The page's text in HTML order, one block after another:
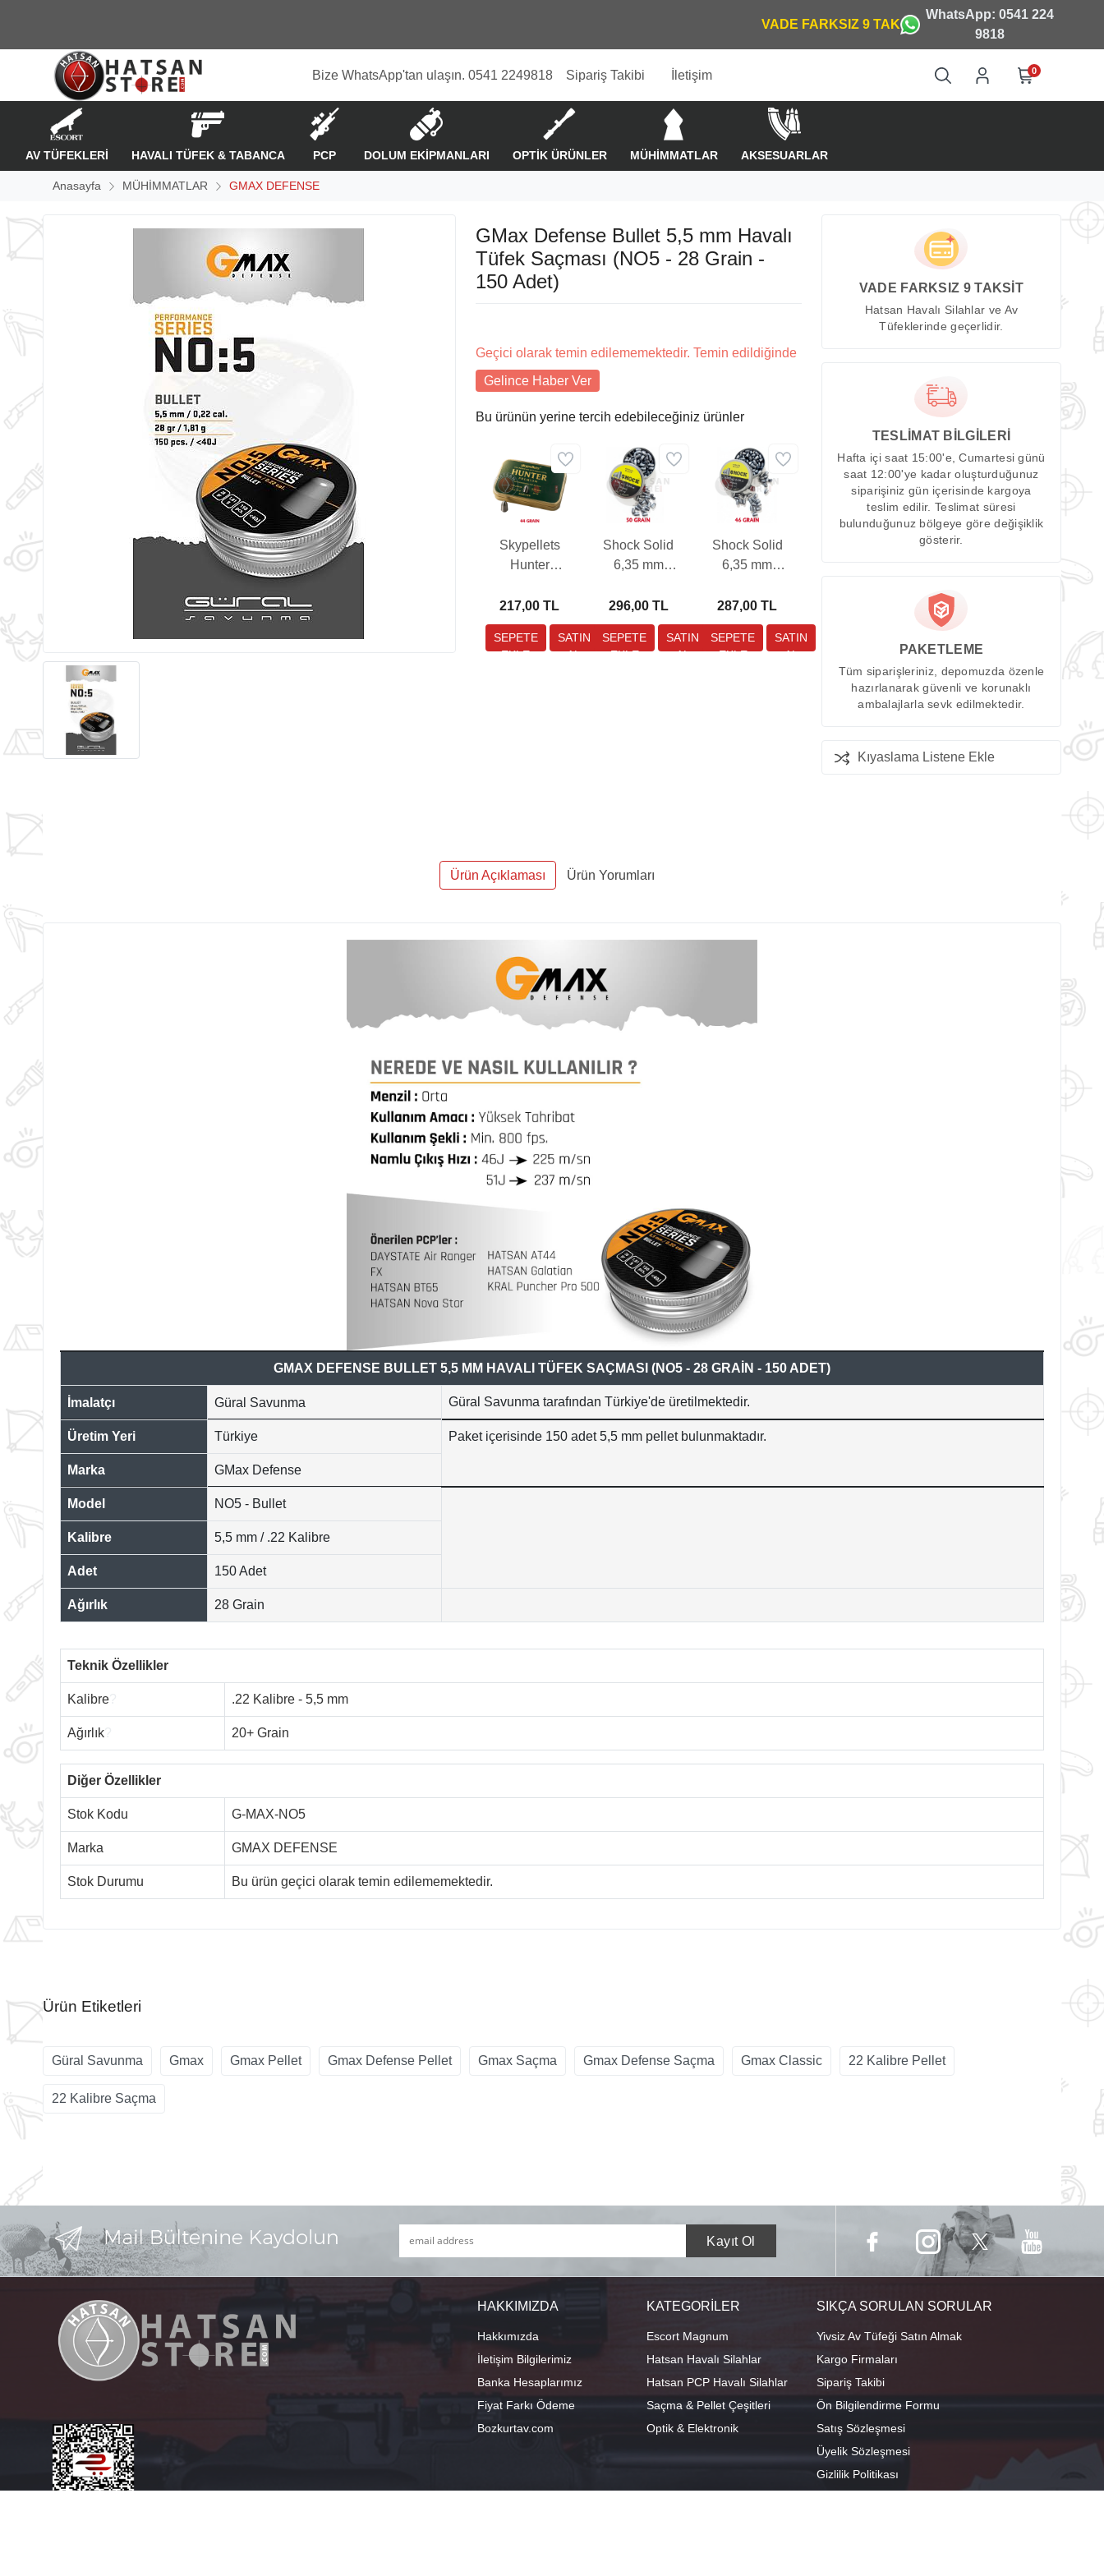
WhatsApp: 0541 224
9818
Bize WhatsApp'tan ulaşın. 0541 2249818 Sipariş Takibi İletişim 0
AV TÜFEKLERİ HAVALI TÜFEK & TABANCA PCP DOLUM EKİPMANLARI OPTİK ÜRÜNLER MÜHİMMATLAR AKSESUARLAR
Anasayfa MÜHİMMATLAR GMAX DEFENSE
GMax Defense Bullet 5,5 mm Havalı
Tüfek Saçması (NO5 - 28 Grain -
150 Adet)
Geçici olarak temin edilememektedir. Temin edildiğinde
Gelince Haber Ver
Bu ürünün yerine tercih edebileceğiniz ürünler
Skypellets
Hunter
mm Havalı
Tüfek Saçması
(44 Grain - 110
217,00 TL
Shock Solid
6,35 mm
Saçması (50
Grain - 100
Adet)
296,00 TL
Shock Solid
6,35 mm
Saçması (46
Grain - 100
Adet)
287,00 TL
VADE FARKSIZ 9 TAKSİT
Hatsan Havalı Silahlar ve Av
Tüfeklerinde geçerlidir.
TESLİMAT BİLGİLERİ
Hafta içi saat 15:00'e, Cumartesi günü
saat 12:00'ye kadar oluşturduğunuz
siparişiniz gün içerisinde kargoya
teslim edilir. Teslimat süresi
bulunduğunuz bölgeye göre değişiklik
gösterir.
PAKETLEME
Tüm siparişleriniz, depomuzda özenle
hazırlanarak güvenli ve korunaklı
ambalajlarla sevk edilmektedir.
Kıyaslama Listene Ekle
Ürün Açıklaması Ürün Yorumları
GMAX DEFENSE BULLET 5,5 MM HAVALI TÜFEK SAÇMASI (NO5 - 28 GRAİN - 150 ADET)
İmalatçı Güral Savunma Güral Savunma tarafından Türkiye'de üretilmektedir.
Üretim Yeri Türkiye Paket içerisinde 150 adet 5,5 mm pellet bulunmaktadır.
Marka GMax Defense
Model NO5 - Bullet
Kalibre 5,5 mm / .22 Kalibre
Adet 150 Adet
Ağırlık 28 Grain
Teknik Özellikler
Kalibre .22 Kalibre - 5,5 mm
Ağırlık 20+ Grain
Diğer Özellikler
Stok Kodu G-MAX-NO5
Marka GMAX DEFENSE
Stok Durumu Bu ürün geçici olarak temin edilememektedir.
Ürün Etiketleri
Güral Savunma Gmax Gmax Pellet Gmax Defense Pellet Gmax Saçma Gmax Defense Saçma Gmax Classic 22 Kalibre Pellet
22 Kalibre Saçma
HAKKIMIZDA
Hakkımızda
İletişim Bilgilerimiz
Banka Hesaplarımız
Fiyat Farkı Ödeme
Bozkurtav.com
KATEGORİLER
Escort Magnum
Hatsan Havalı Silahlar
Hatsan PCP Havalı Silahlar
Saçma & Pellet Çeşitleri
Optik & Elektronik
SIKÇA SORULAN SORULAR
Yivsiz Av Tüfeği Satın Almak
Kargo Firmaları
Sipariş Takibi
Ön Bilgilendirme Formu
Satış Sözleşmesi
Üyelik Sözleşmesi
Gizlilik Politikası